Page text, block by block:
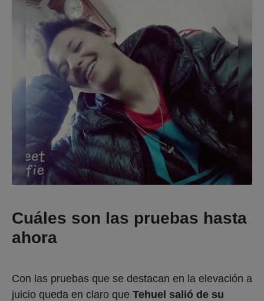
Cuáles son las pruebas hasta
ahora
Con las pruebas que se destacan en la elevación a
juicio queda en claro que Tehuel salió de su